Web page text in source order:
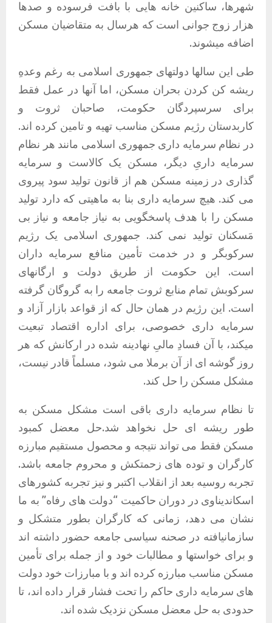
شهرها، ساکنین خانه هایی با بافت فرسوده و صدها
هزار زوج جوانی است که هرسال به متقاضیان مسکن
اضافه میشوند.
طی این سالها دولتهای جمهوری اسلامی به رغم وعدهِ
ریشه کن کردن بحران مسکن، اما آنها در عمل فقط
برای سرسپردگان حکومت، صاحبان ثروت و
کاربدستان رژیم مسکن مناسب تهیه و تامین کرده اند.
در نظام سرمایه داری جمهوری اسلامی مانند هر نظام
سرمایه داریِ دیگر، مسکن یک کالاست و سرمایه
گذاری در زمینه مسکن هم از قانون تولید سود پیروی
می کند. هیچ سرمایه داری بنا به ماهیتی که دارد تولید
مسکن را با هدف پاسخگویی به نیاز جامعه و نیاز بی
مَسکنان تولید نمی کند. جمهوری اسلامی یک رژیم
سرکوبگر و در خدمت تأمین منافع سرمایه داران
است. این حکومت از طریق دولت و ارگانهای
سرکوبش تمام منابع ثروت جامعه را به گروگان گرفته
است. این رژیم در همان حال که از قواعد بازار آزاد و
سرمایه داری خصوصی، برای اداره اقتصاد تبعیت
میکند، با آن فسادِ مالیِ نهادینه شده در ارکانش که هر
روز گوشه ای از آن برملا می شود، مسلماً قادر نیست،
مشکل مسکن را حل کند.
تا نظام سرمایه داری باقی است مشکل مسکن به
طور ریشه ای حل نخواهد شد.حل معضل کمبود
مسکن فقط می تواند نتیجه و محصول مستقیم مبارزه
کارگران و توده های زحمتکش و محروم جامعه باشد.
تجربه روسیه بعد از انقلاب اکتبر و نیز تجربه کشورهای
اسکاندیناوی در دوران حاکمیت “دولت های رفاه” به ما
نشان می دهد، زمانی که کارگران بطور متشکل و
سازمانیافته در صحنه سیاسی جامعه حضور داشته اند
و برای خواستها و مطالبات خود و از جمله برای تأمین
مسکن مناسب مبارزه کرده اند و با مبارزات خود دولت
های سرمایه داری حاکم را تحت فشار قرار داده اند، تا
حدودی به حل معضل مسکن نزدیک شده اند.